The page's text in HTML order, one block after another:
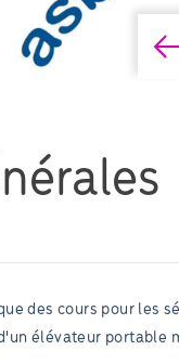
des cours pour les
élévateur portable